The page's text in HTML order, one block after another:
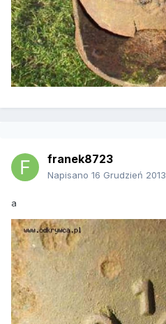
franek8723
Napisano 16 Grudzień 2013
a